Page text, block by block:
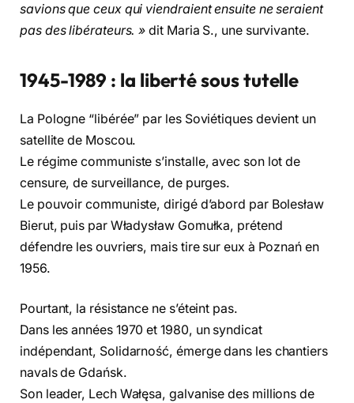
savions que ceux qui viendraient ensuite ne seraient
pas des libérateurs. » dit Maria S., une survivante.
1945-1989 : la liberté sous tutelle
La Pologne “libérée” par les Soviétiques devient un
satellite de Moscou.
Le régime communiste s’installe, avec son lot de
censure, de surveillance, de purges.
Le pouvoir communiste, dirigé d’abord par Bolesław
Bierut, puis par Władysław Gomułka, prétend
défendre les ouvriers, mais tire sur eux à Poznań en
1956.
Pourtant, la résistance ne s’éteint pas.
Dans les années 1970 et 1980, un syndicat
indépendant, Solidarność, émerge dans les chantiers
navals de Gdańsk.
Son leader, Lech Wałęsa, galvanise des millions de